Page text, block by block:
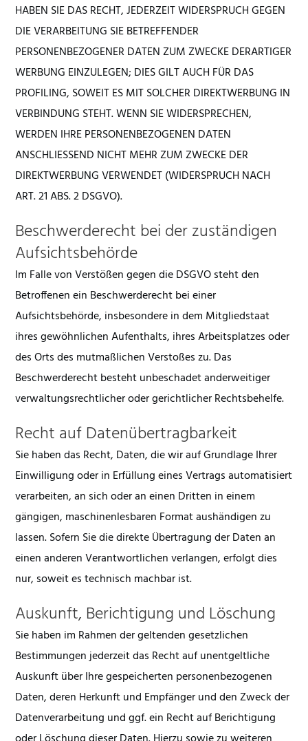
HABEN SIE DAS RECHT, JEDERZEIT WIDERSPRUCH GEGEN
DIE VERARBEITUNG SIE BETREFFENDER
PERSONENBEZOGENER DATEN ZUM ZWECKE DERARTIGER
WERBUNG EINZULEGEN; DIES GILT AUCH FÜR DAS
PROFILING, SOWEIT ES MIT SOLCHER DIREKTWERBUNG IN
VERBINDUNG STEHT. WENN SIE WIDERSPRECHEN,
WERDEN IHRE PERSONENBEZOGENEN DATEN
ANSCHLIESSEND NICHT MEHR ZUM ZWECKE DER
DIREKTWERBUNG VERWENDET (WIDERSPRUCH NACH
ART. 21 ABS. 2 DSGVO).
Beschwerde­recht bei der zuständigen
Aufsichts­behörde
Im Falle von Verstößen gegen die DSGVO steht den
Betroffenen ein Beschwerderecht bei einer
Aufsichtsbehörde, insbesondere in dem Mitgliedstaat
ihres gewöhnlichen Aufenthalts, ihres Arbeitsplatzes oder
des Orts des mutmaßlichen Verstoßes zu. Das
Beschwerderecht besteht unbeschadet anderweitiger
verwaltungsrechtlicher oder gerichtlicher Rechtsbehelfe.
Recht auf Daten­übertrag­barkeit
Sie haben das Recht, Daten, die wir auf Grundlage Ihrer
Einwilligung oder in Erfüllung eines Vertrags automatisiert
verarbeiten, an sich oder an einen Dritten in einem
gängigen, maschinenlesbaren Format aushändigen zu
lassen. Sofern Sie die direkte Übertragung der Daten an
einen anderen Verantwortlichen verlangen, erfolgt dies
nur, soweit es technisch machbar ist.
Auskunft, Berichtigung und Löschung
Sie haben im Rahmen der geltenden gesetzlichen
Bestimmungen jederzeit das Recht auf unentgeltliche
Auskunft über Ihre gespeicherten personenbezogenen
Daten, deren Herkunft und Empfänger und den Zweck der
Datenverarbeitung und ggf. ein Recht auf Berichtigung